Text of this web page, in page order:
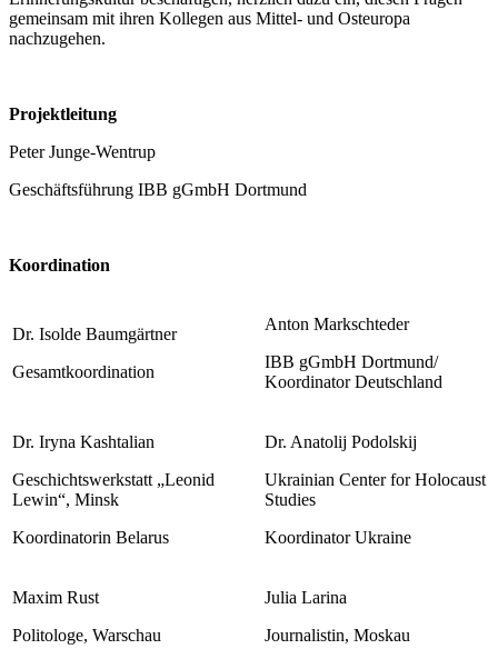
gemeinsam mit ihren Kollegen aus Mittel- und Osteuropa
nachzugehen.
Projektleitung
Peter Junge-Wentrup
Geschäftsführung IBB gGmbH Dortmund
Koordination
Dr. Isolde Baumgärtner
Gesamtkoordination
Anton Markschteder
IBB gGmbH Dortmund/
Koordinator Deutschland
Dr. Iryna Kashtalian
Geschichtswerkstatt „Leonid
Lewin“, Minsk
Koordinatorin Belarus
Dr. Anatolij Podolskij
Ukrainian Center for Holocaust
Studies
Koordinator Ukraine
Maxim Rust
Politologe, Warschau
Julia Larina
Journalistin, Moskau